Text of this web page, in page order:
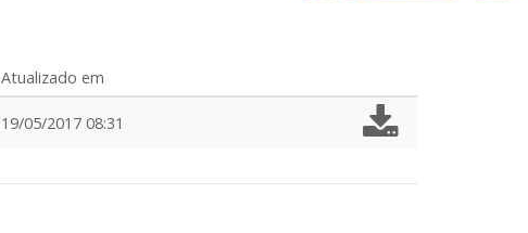
Atualizado em
19/05/2017 08:31